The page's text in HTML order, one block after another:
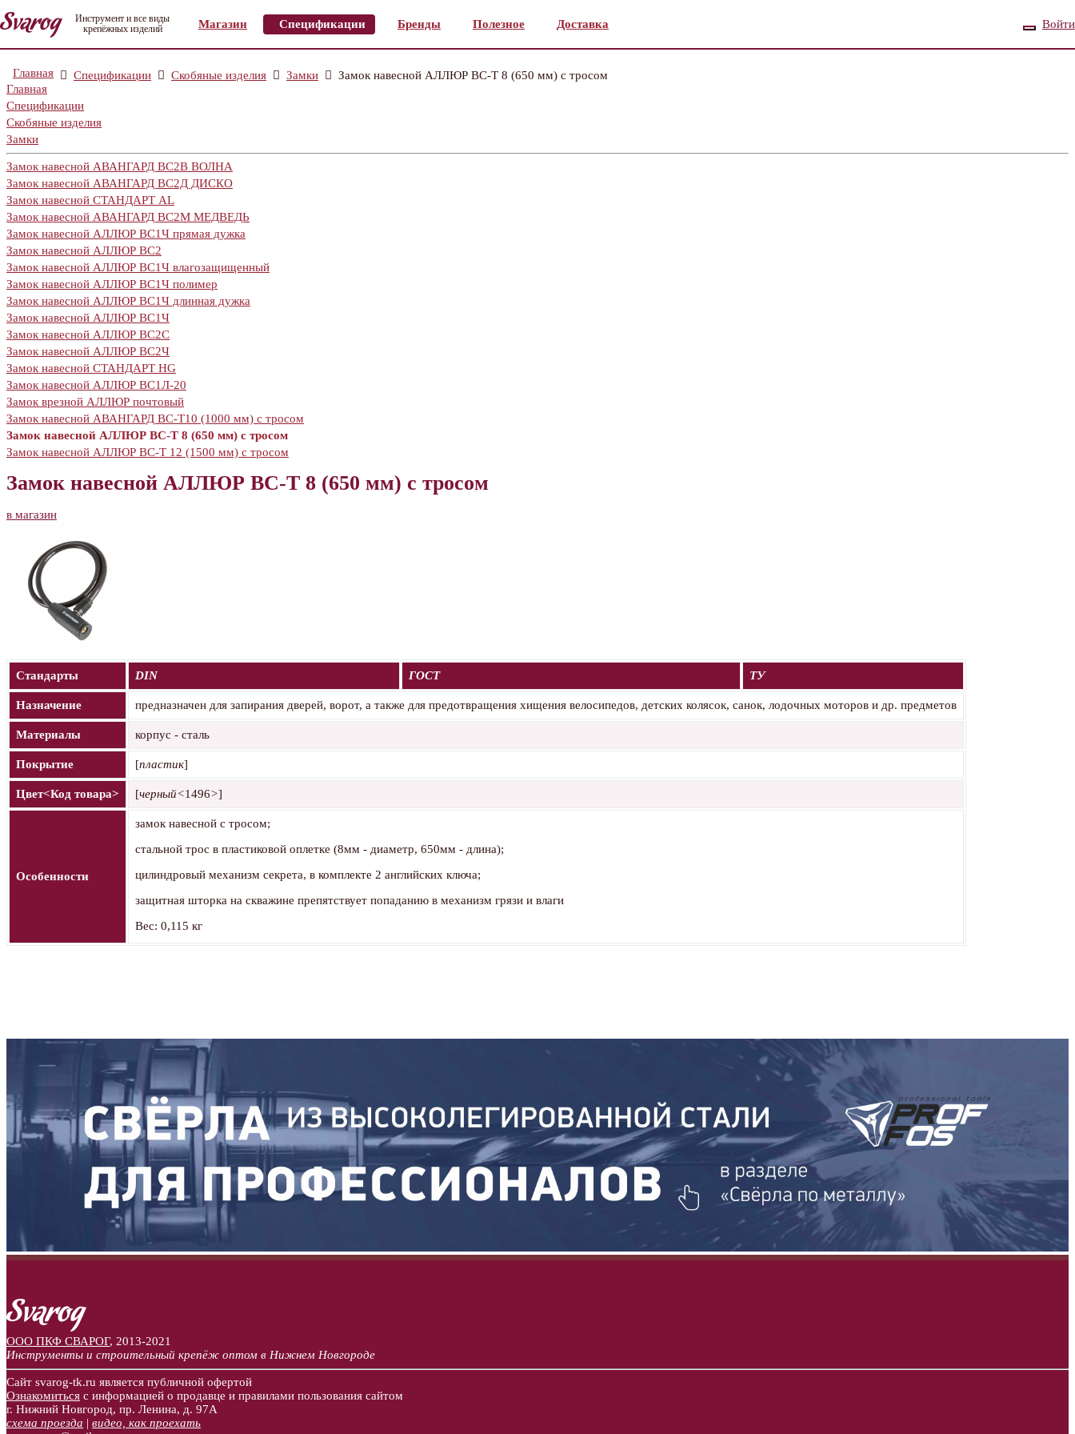
Инструмент и все виды
крепёжных изделий
Магазин Спецификации Бренды Полезное Доставка Войти
Главная Спецификации Скобяные изделия Замки
Замок навесной АЛЛЮР ВС-Т 8 (650 мм) с тросом
Главная
Спецификации
Скобяные изделия
Замки
Замок навесной АВАНГАРД ВС2В ВОЛНА
Замок навесной АВАНГАРД ВС2Д ДИСКО
Замок навесной СТАНДАРТ AL
Замок навесной АВАНГАРД ВС2М МЕДВЕДЬ
Замок навесной АЛЛЮР ВС1Ч прямая дужка
Замок навесной АЛЛЮР ВС2
Замок навесной АЛЛЮР ВС1Ч влагозащищенный
Замок навесной АЛЛЮР ВС1Ч полимер
Замок навесной АЛЛЮР ВС1Ч длинная дужка
Замок навесной АЛЛЮР ВС1Ч
Замок навесной АЛЛЮР ВС2С
Замок навесной АЛЛЮР ВС2Ч
Замок навесной СТАНДАРТ HG
Замок навесной АЛЛЮР ВС1Л-20
Замок врезной АЛЛЮР почтовый
Замок навесной АВАНГАРД ВС-Т10 (1000 мм) с тросом
Замок навесной АЛЛЮР ВС-Т 8 (650 мм) с тросом
Замок навесной АЛЛЮР ВС-Т 12 (1500 мм) с тросом
Замок навесной АЛЛЮР ВС-Т 8 (650 мм) с тросом
в магазин
Стандарты DIN ГОСТ ТУ
Назначение предназначен для запирания дверей, ворот, а также для предотвращения хищения велосипедов, детских колясок, санок, лодочных моторов и др. предметов
Материалы корпус - сталь
Покрытие [пластик]
Цвет<Код товара> [черный<1496>]
Особенности
замок навесной с тросом;
стальной трос в пластиковой оплетке (8мм - диаметр, 650мм - длина);
цилиндровый механизм секрета, в комплекте 2 английских ключа;
защитная шторка на скважине препятствует попаданию в механизм грязи и влаги
Вес: 0,115 кг
ООО ПКФ СВАРОГ, 2013-2021
Инструменты и строительный крепёж оптом в Нижнем Новгороде
Сайт svarog-tk.ru является публичной офертой
Ознакомиться с информацией о продавце и правилами пользования сайтом
г. Нижний Новгород, пр. Ленина, д. 97А
схема проезда | видео, как проехать